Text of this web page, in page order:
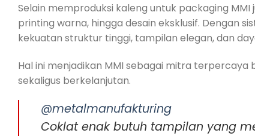
Selain memproduksi kaleng untuk packaging
printing warna, hingga desain eksklusif. Dengan
kekuatan struktur tinggi, tampilan elegan, dan
Hal ini menjadikan MMI sebagai mitra
sekaligus berkelanjutan.
@metalmanufakturing
Coklat enak butuh tampilan yang